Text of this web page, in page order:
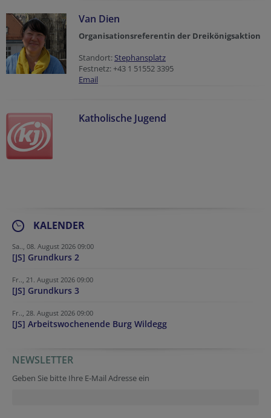
Van Dien
Organisationsreferentin der Dreikönigsaktion
Standort: Stephansplatz
Festnetz: +43 1 51552 3395
Email
Katholische Jugend
KALENDER
Sa.., 08. August 2026 09:00
[JS] Grundkurs 2
Fr.., 21. August 2026 09:00
[JS] Grundkurs 3
Fr.., 28. August 2026 09:00
[JS] Arbeitswochenende Burg Wildegg
NEWSLETTER
Geben Sie bitte Ihre E-Mail Adresse ein